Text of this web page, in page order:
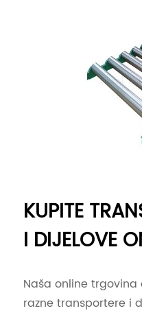
KUPITE
I DIJELOVE
Naša online
razne transportere i